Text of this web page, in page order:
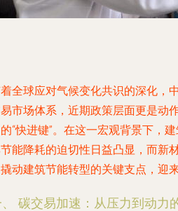
全球应对气候变化共识的深化，
市场体系，近期政策层面更是动
“快进键”。在这一宏观背景下，
能降耗的迫切性日益凸显，而新
动建筑节能转型的关键支点，迎
碳交易加速：从压力到动力